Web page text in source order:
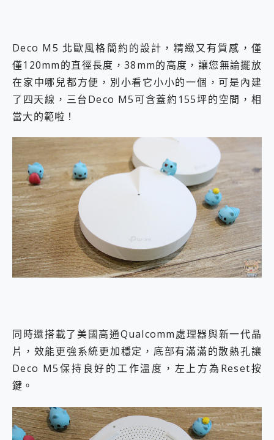
Deco M5 北歐風格簡約的設計，精緻又有質感，僅
僅120mm的直徑長度，38mm的高度，讓您無論擺放
在家中哪兒都方便，別小看它小小的一個，可是內建
了四天線，三台Deco M5可含蓋約155坪的空間，相
當大的範啦！
同時還搭載了美國高通Qualcomm處理器與新一代晶
片，效能更強系統更加穩定，底部有滿滿的散熱孔讓
Deco M5保持良好的工作溫度，左上方為Reset按
鍵。